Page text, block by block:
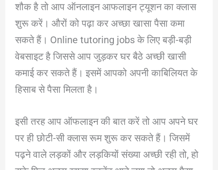
शौक है तो आप ऑनलाइन आफलाइन ट्यूशन का क्लास
शुरू करें। औरों को पढ़ा कर अच्छा खासा पैसा कमा
सकते हैं। Online tutoring jobs के लिए बड़ी-बड़ी
वेबसाइट है जिससे आप जुड़कर घर बैठे अच्छी खासी
कमाई कर सकते हैं। इसमें आपको अपनी काबिलियत के
हिसाब से पैसा मिलता है।
इसी तरह आप ऑफलाइन की बात करें तो आप अपने घर
पर ही छोटी-सी क्लास रूम शुरू कर सकते हैं। जिसमें
पढ़ने वाले लड़कों और लड़कियों संख्या अच्छी रही तो, हो